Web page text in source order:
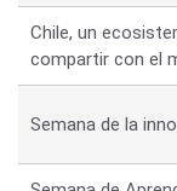
Chile, un
compartir con el
Semana de la